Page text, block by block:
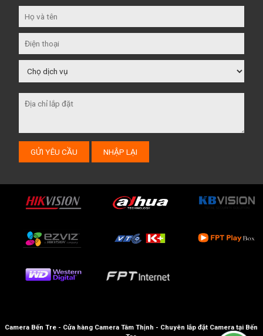
Camera Bến Tre - Cửa hàng Camera Tâm Thịnh - Chuyên lắp đặt Camera tại Bến